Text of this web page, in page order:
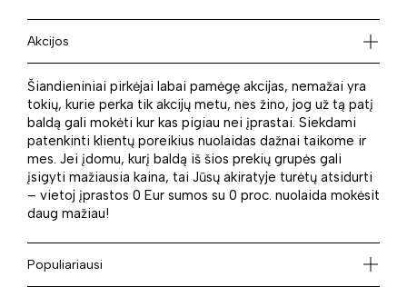
Akcijos
Šiandieniniai pirkėjai labai pamėgę akcijas, nemažai yra
tokių, kurie perka tik akcijų metu, nes žino, jog už tą patį
baldą gali mokėti kur kas pigiau nei įprastai. Siekdami
patenkinti klientų poreikius nuolaidas dažnai taikome ir
mes. Jei įdomu, kurį baldą iš šios prekių grupės gali
įsigyti mažiausia kaina, tai Jūsų akiratyje turėtų atsidurti
– vietoj įprastos 0 Eur sumos su 0 proc. nuolaida mokėsit
daug mažiau!
Populiariausi